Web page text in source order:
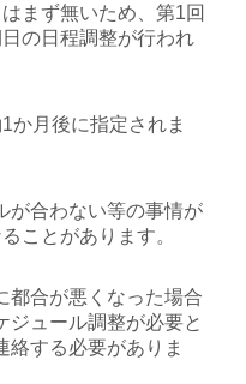
まず無いため、第1回
の日程調整が行われ
か月後に指定されま
が合わない等の事情が
ことがあります。
都合が悪くなった場合
ジュール調整が必要と
絡する必要がありま